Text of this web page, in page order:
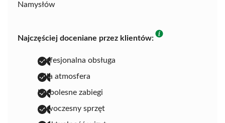
Namysłów
Najczęściej doceniane przez klientów:
profesjonalna obsługa
miła atmosfera
bezbolesne zabiegi
nowoczesny sprzęt